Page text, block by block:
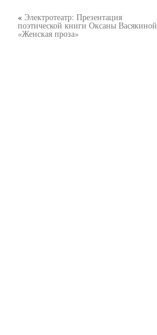
« Электротеатр: Презентация
поэтической книги Оксаны Васякиной
«Женская проза»